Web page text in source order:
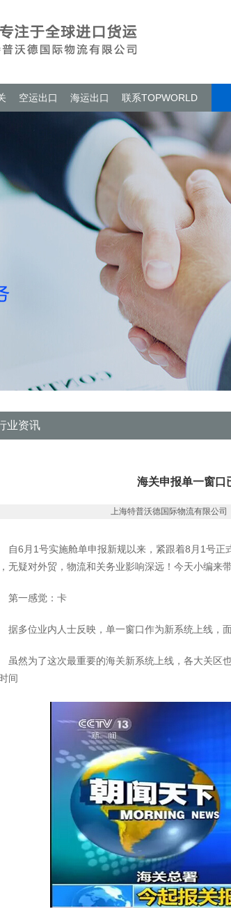
空运出口 海运出口 联系TOPWORLD
业资讯
海关申报单一窗口
上海特普沃德国际物流有限公
自6月1号实施舱单申报新规以来，紧跟着8月1号
无疑对外贸，物流和关务业影响深远！今天小编来
第一感觉：卡
据多位业内人士反映，单一窗口作为新系统上线，
虽然为了这次最重要的海关新系统上线，各大关区
间